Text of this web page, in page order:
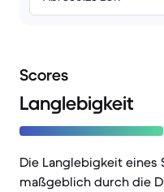
Scores
Langlebigkeit
Die Langlebigkeit eines
maßgeblich durch die